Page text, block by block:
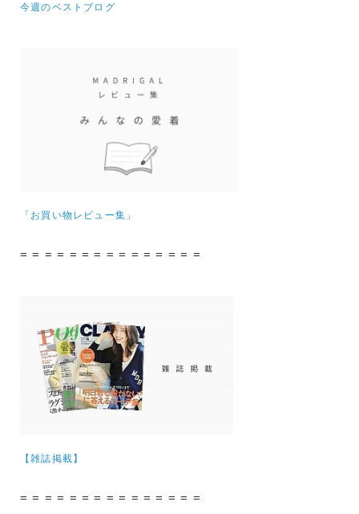
今週のベストブログ
「お買い物レビュー集」
= = = = = = = = = = = = = = =
【雑誌掲載】
= = = = = = = = = = = = = = =